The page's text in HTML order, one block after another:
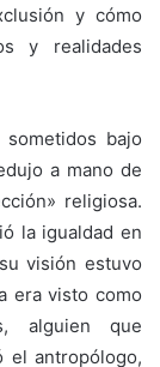
y cómo
y realidades
bajo
a mano de
religiosa.
la igualdad en
visión estuvo
era visto como
alguien que
el antropólogo,